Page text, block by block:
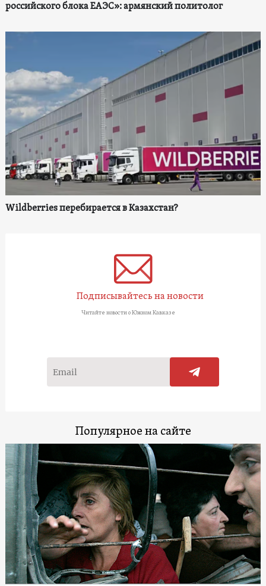
российского блока ЕАЭС»: армянский политолог
Wildberries перебирается в Казахстан?
Подписывайтесь на новости
Читайте новости о Южном Кавказе
Популярное на сайте